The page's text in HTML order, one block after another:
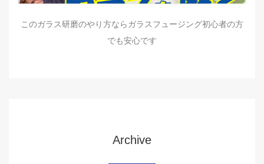
このガラス研磨のやり方ならガラスフュージング初心者の方
でも安心です
Archive